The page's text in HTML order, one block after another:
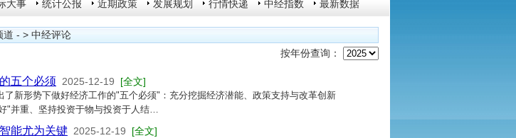
大事 统计公报 近期政策 发展规划 行情快递 中经指数 最新数据
道 - > 中经评论
按年份查询：
五个必须 2025-12-19 [全文]
了新形势下做好经济工作的"五个必须"：充分挖掘经济潜能、政策支持与改革创新
"并重、坚持投资于物与投资于人结…
能尤为关键 2025-12-19 [全文]